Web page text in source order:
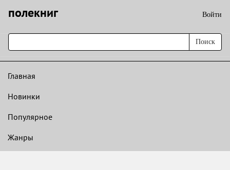
полекниг Войти
Поиск
Главная
Новинки
Популярное
Жанры